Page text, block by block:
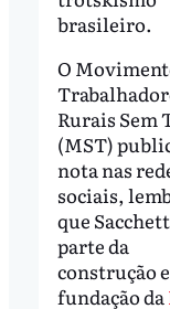
brasileiro.
O
Rurais Sem
(MST)
nota nas
sociais,
que
parte da
construção
fundação da